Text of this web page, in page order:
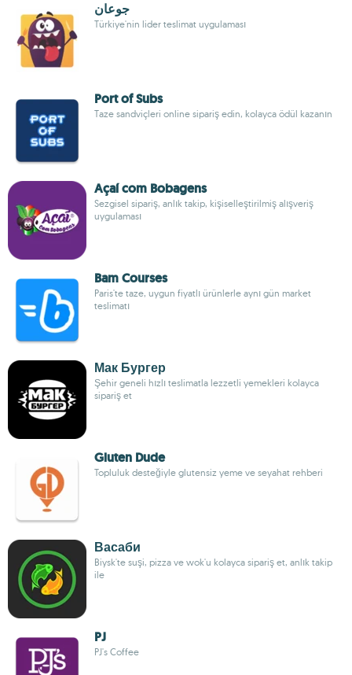
جوعان
Türkiye'nin lider teslimat uygulaması
Port of Subs
Taze sandviçleri online sipariş edin, kolayca ödül kazanın
Açaí com Bobagens
Sezgisel sipariş, anlık takip, kişiselleştirilmiş alışveriş
uygulaması
Bam Courses
Paris'te taze, uygun fiyatlı ürünlerle aynı gün market
teslimatı
Мак Бургер
Şehir geneli hızlı teslimatla lezzetli yemekleri kolayca
sipariş et
Gluten Dude
Topluluk desteğiyle glutensiz yeme ve seyahat rehberi
Васаби
Biysk'te suşi, pizza ve wok'u kolayca sipariş et, anlık takip
ile
PJ
PJ's Coffee